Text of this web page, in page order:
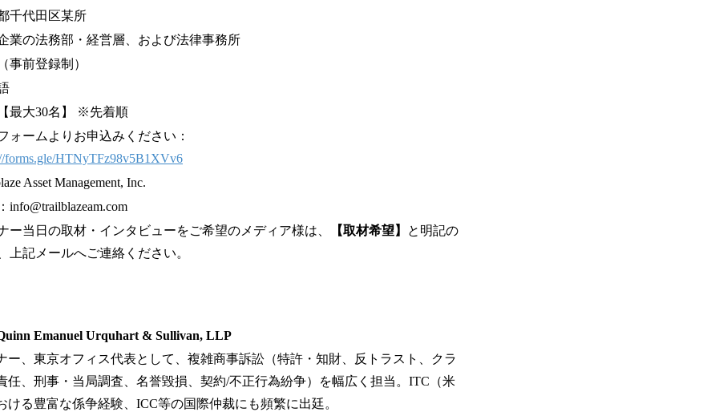
千代田区某所
業の法務部・経営層、および法律事務所
事前登録制）
最大30名】 ※先着順
ォームよりお申込みください：
forms.gle/HTNyTFz98v5B1XVv6
Asset Management, Inc.
info@trailblazeam.com
ー当日の取材・インタビューをご希望のメディア様は、 【取材希望】
と明記の
上記メールへご連絡ください。
Emanuel Urquhart & Sullivan, LLP
ー、東京オフィス代表として、複雑商事訴訟（特許・知財、反トラスト、クラ
任、刑事・当局調査、名誉毀損、契約/不正行為紛争）を幅広く担当。ITC（米
ける豊富な係争経験、ICC等の国際仲裁にも頻繁に出廷。